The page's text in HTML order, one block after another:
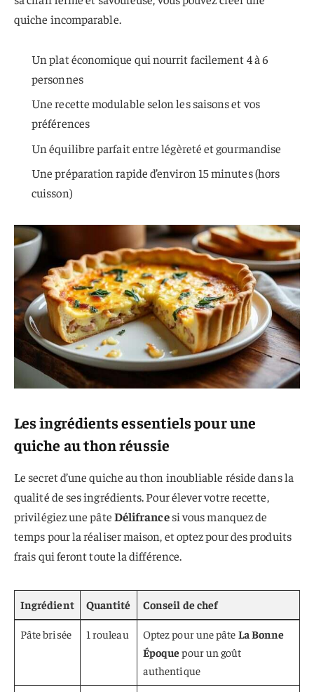
quiche incomparable.
Un plat économique qui nourrit facilement 4 à 6
personnes
Une recette modulable selon les saisons et vos
préférences
Un équilibre parfait entre légèreté et gourmandise
Une préparation rapide d’environ 15 minutes (hors
cuisson)
Les ingrédients essentiels pour une
quiche au thon réussie
Le secret d’une quiche au thon inoubliable réside dans la
qualité de ses ingrédients. Pour élever votre recette,
privilégiez une pâteDélifrancesi vous manquez de
temps pour la réaliser maison, et optez pour des produits
frais qui feront toute la différence.
Ingrédient Quantité Conseil de chef
Pâte brisée 1 rouleau Optez pour une pâte La Bonne
Époquepour un goût
authentique